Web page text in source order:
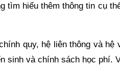
tìm hiểu thêm thông tin cụ
quy, hệ liên thông và hệ
sinh và chính sách học phí.